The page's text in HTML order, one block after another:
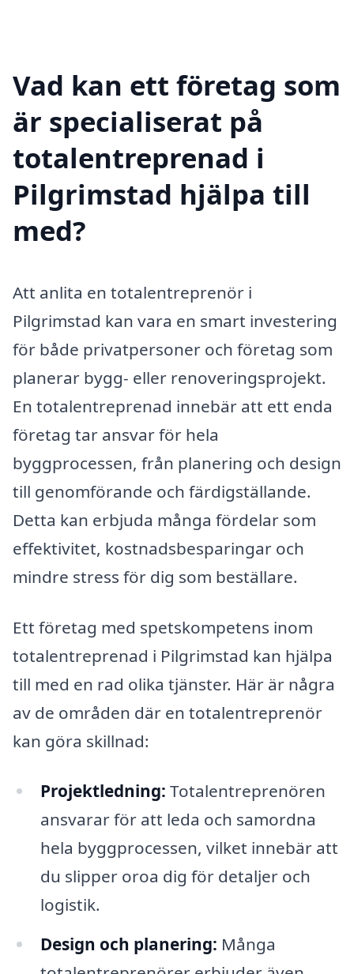
Vad kan ett företag som
är specialiserat på
totalentreprenad i
Pilgrimstad hjälpa till
med?
Att anlita en totalentreprenör i
Pilgrimstad kan vara en smart investering
för både privatpersoner och företag som
planerar bygg- eller renoveringsprojekt.
En totalentreprenad innebär att ett enda
företag tar ansvar för hela
byggprocessen, från planering och design
till genomförande och färdigställande.
Detta kan erbjuda många fördelar som
effektivitet, kostnadsbesparingar och
mindre stress för dig som beställare.
Ett företag med spetskompetens inom
totalentreprenad i Pilgrimstad kan hjälpa
till med en rad olika tjänster. Här är några
av de områden där en totalentreprenör
kan göra skillnad:
Projektledning: Totalentreprenören
ansvarar för att leda och samordna
hela byggprocessen, vilket innebär att
du slipper oroa dig för detaljer och
logistik.
Design och planering: Många